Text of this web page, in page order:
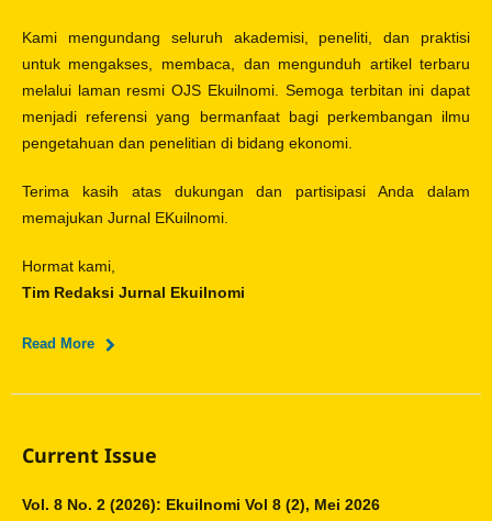
Kami mengundang seluruh akademisi, peneliti, dan praktisi
untuk mengakses, membaca, dan mengunduh artikel terbaru
melalui laman resmi OJS Ekuilnomi. Semoga terbitan ini dapat
menjadi referensi yang bermanfaat bagi perkembangan ilmu
pengetahuan dan penelitian di bidang ekonomi.
Terima kasih atas dukungan dan partisipasi Anda dalam
memajukan Jurnal EKuilnomi.
Hormat kami,
Tim Redaksi Jurnal Ekuilnomi
Read More
Current Issue
Vol. 8 No. 2 (2026): Ekuilnomi Vol 8 (2), Mei 2026